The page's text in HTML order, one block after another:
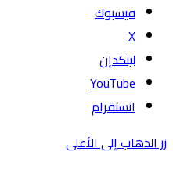
فيسبوك
‫X
لينكدإن
‫YouTube
انستقرام
زر الذهاب إلى الأعلى